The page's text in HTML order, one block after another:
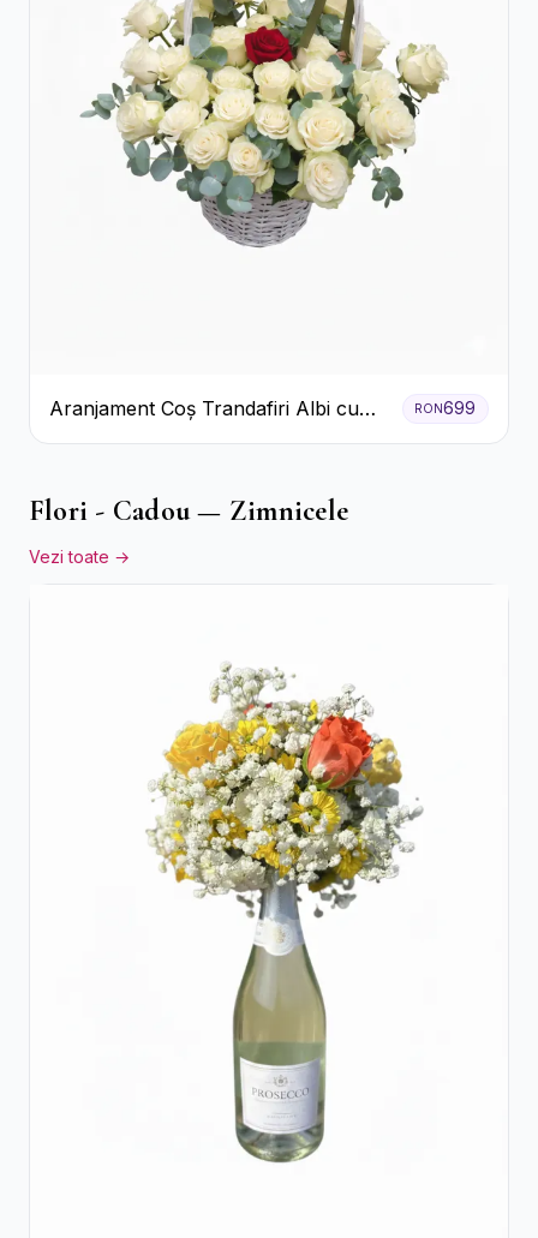
Aranjament Coș Trandafiri Albi cu
Accent Roșu
RON699
Flori - Cadou — Zimnicele
Vezi toate →